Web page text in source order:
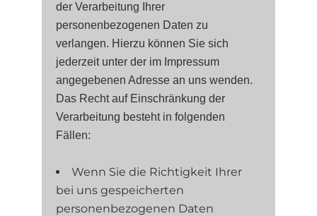
der Verarbeitung Ihrer
personenbezogenen Daten zu
verlangen. Hierzu können Sie sich
jederzeit unter der im Impressum
angegebenen Adresse an uns wenden.
Das Recht auf Einschränkung der
Verarbeitung besteht in folgenden
Fällen:
Wenn Sie die Richtigkeit Ihrer
bei uns gespeicherten
personenbezogenen Daten